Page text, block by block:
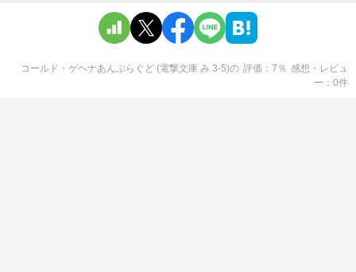
コールド・ゲヘナあんぷらぐど (電撃文庫 み 3-5)の 評価 7 ％ 感想・レビュ
ー
0件